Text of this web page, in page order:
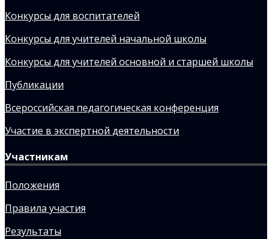
Конкурсы для воспитателей
Конкурсы для учителей начальной школы
Конкурсы для учителей основной и старшей школы
Публикации
Всероссийская педагогическая конференция
Участие в экспертной деятельности
Участникам
Положения
Правила участия
Результаты